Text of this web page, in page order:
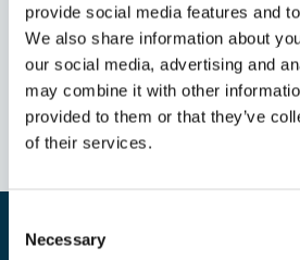
provide social media features and
We also share information about
our social media, advertising and
may combine it with other
provided to them or that they’ve
of their services.
Selection
Necessary
Namn
email
Mejladress
Ja, ni får publicera min fråga
för 1 månad sedan
Nu fungerar grästrimmern igen!